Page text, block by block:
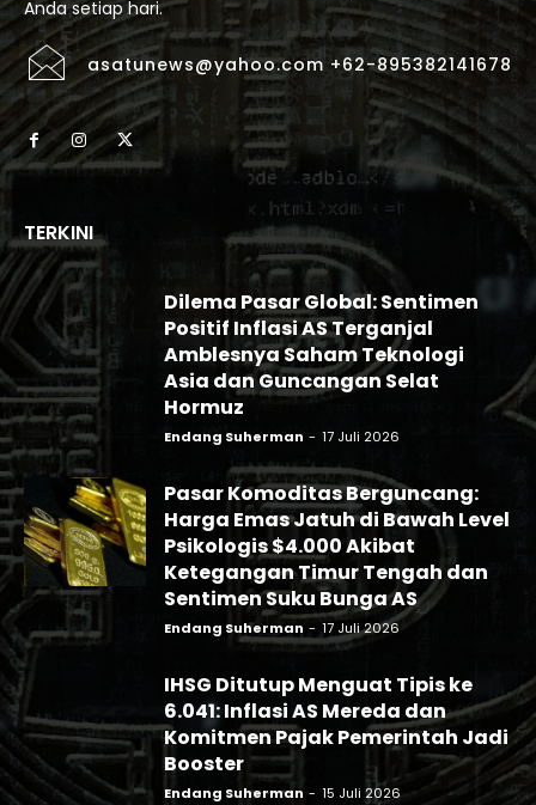
Anda setiap hari.
asatunews@yahoo.com +62-895382141678
TERKINI
Dilema Pasar Global: Sentimen
Positif Inflasi AS Terganjal
Amblesnya Saham Teknologi
Asia dan Guncangan Selat
Hormuz
Endang Suherman - 17 Juli 2026
Pasar Komoditas Berguncang:
Harga Emas Jatuh di Bawah Level
Psikologis $4.000 Akibat
Ketegangan Timur Tengah dan
Sentimen Suku Bunga AS
Endang Suherman - 17 Juli 2026
IHSG Ditutup Menguat Tipis ke
6.041: Inflasi AS Mereda dan
Komitmen Pajak Pemerintah Jadi
Booster
Endang Suherman - 15 Juli 2026